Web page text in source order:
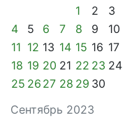
Сентябрь 2023
1
2
3
4
5 6 7 8 9
10
11 12 13 14 15 16 17
18 19 20 21 22 23 24
25 26 27 28 29 30